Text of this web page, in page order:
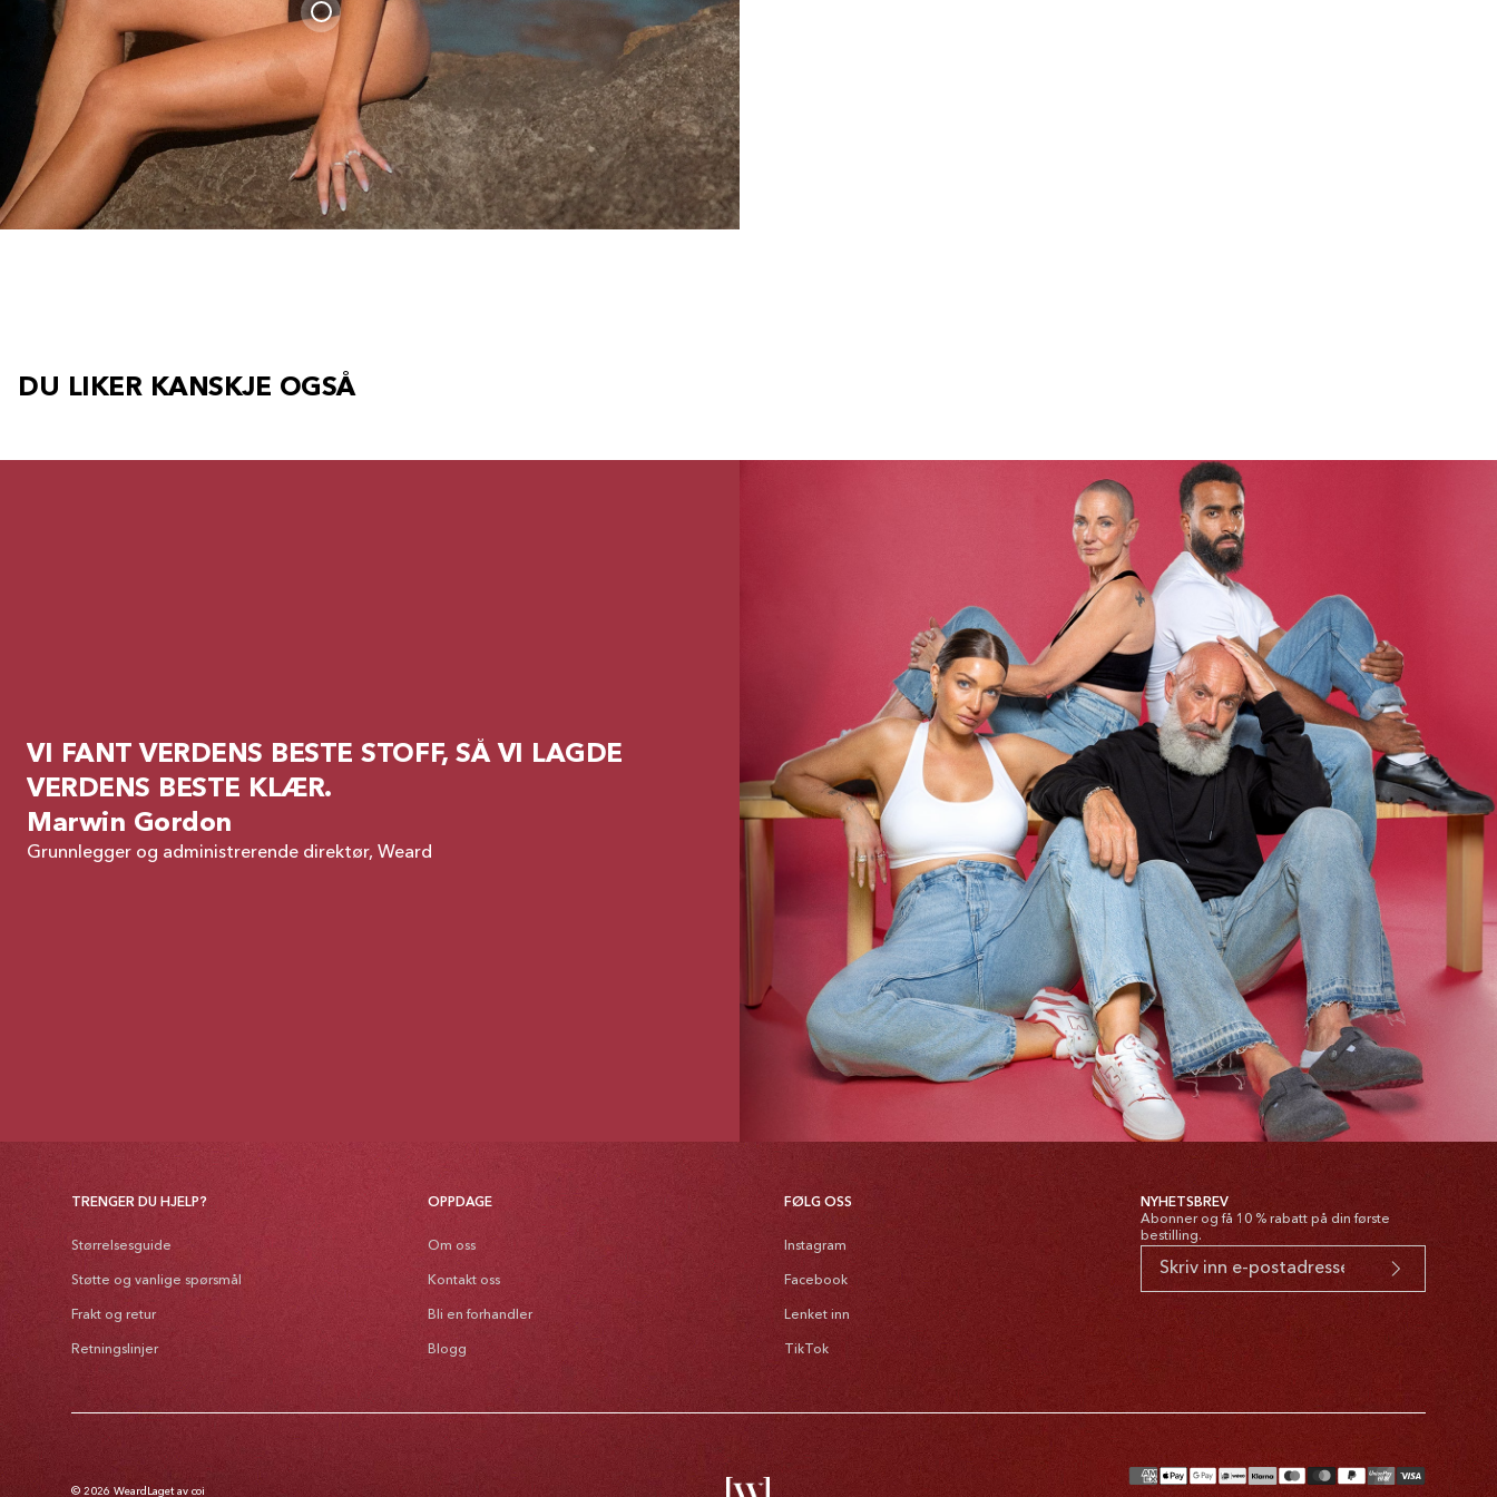
DU LIKER KANSKJE OGSÅ
VI FANT VERDENS BESTE STOFF, SÅ VI LAGDE
VERDENS BESTE KLÆR.
Marwin Gordon
Grunnlegger og administrerende direktør, Weard
TRENGER DU HJELP?
Størrelsesguide
Støtte og vanlige spørsmål
Frakt og retur
Retningslinjer
OPPDAGE
Om oss
Kontakt oss
Bli en forhandler
Blogg
FØLG OSS
Instagram
Facebook
Lenket inn
TikTok
NYHETSBREV
Abonner og få 10 % rabatt på din første
bestilling.
© 2026 Weard Laget av coi